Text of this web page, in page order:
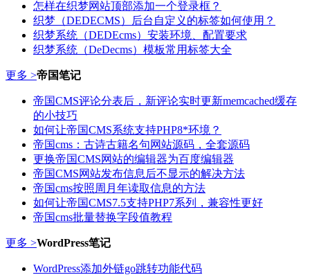
怎样在织梦网站顶部添加一个登录框？
织梦（DEDECMS）后台自定义的标签如何使用？
织梦系统（DEDEcms）安装环境、配置要求
织梦系统（DeDecms）模板常用标签大全
更多 >帝国笔记
帝国CMS评论分表后，新评论实时更新memcached缓存
的小技巧
如何让帝国CMS系统支持PHP8*环境？
帝国cms：古诗古籍名句网站源码，全套源码
更换帝国CMS网站的编辑器为百度编辑器
帝国CMS网站发布信息后不显示的解决方法
帝国cms按照周月年读取信息的方法
如何让帝国CMS7.5支持PHP7系列，兼容性更好
帝国cms批量替换字段值教程
更多 >WordPress笔记
WordPress添加外链go跳转功能代码